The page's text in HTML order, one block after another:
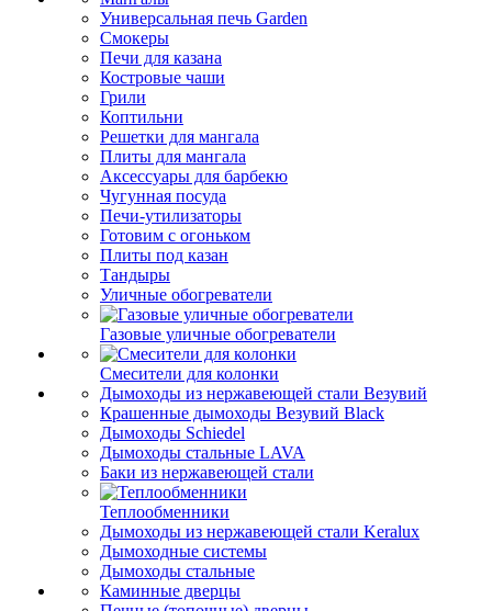
Универсальная печь Garden
Смокеры
Печи для казана
Костровые чаши
Грили
Коптильни
Решетки для мангала
Плиты для мангала
Аксессуары для барбекю
Чугунная посуда
Печи-утилизаторы
Готовим с огоньком
Плиты под казан
Тандыры
Уличные обогреватели
Газовые уличные обогреватели
Смесители для колонки
Дымоходы из нержавеющей стали Везувий
Крашенные дымоходы Везувий Black
Дымоходы Schiedel
Дымоходы стальные LAVA
Баки из нержавеющей стали
Теплообменники
Дымоходы из нержавеющей стали Keralux
Дымоходные системы
Дымоходы стальные
Каминные дверцы